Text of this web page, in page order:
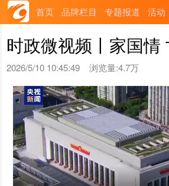
首页 品牌栏目 专题报道 活动
时政微视频丨家国情
2026/5/10 10:45:49 浏览量:4.7万